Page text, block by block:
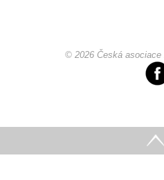
Ostatní články
© 2026 Česká asociace